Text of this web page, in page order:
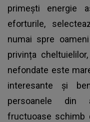
primești energie
eforturile,
numai spre
privința
nefondate este
interesante și
persoanele din
fructuoase schimb